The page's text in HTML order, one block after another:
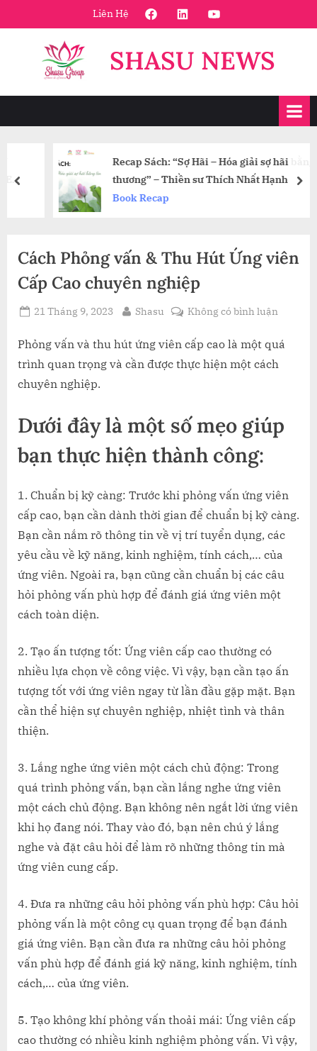
to
Liên Hệ FaceBookLinkedinYoutube
SHASU NEWS
Recap Sách: “Sợ Hãi – Hóa giải sợ hãi bằng tình
thương” – Thiền sư Thích Nhất Hạnh
Book Recap
prev
Cách Phỏng vấn & Thu Hút Ứng viên
Cấp Cao chuyên nghiệp
Posted
21 Tháng 9, 2023 By
Shasu Không có bình luậnở
Phỏng
vấn
Ứng
viên
chuyên
Phỏng vấn và thu hút ứng viên cấp cao là một quá
trình quan trọng và cần được thực hiện một cách
chuyên nghiệp.
Dưới đây là một số mẹo giúp
bạn thực hiện thành công:
1. Chuẩn bị kỹ càng: Trước khi phỏng vấn ứng viên
cấp cao, bạn cần dành thời gian để chuẩn bị kỹ càng.
Bạn cần nắm rõ thông tin về vị trí tuyển dụng, các
yêu cầu về kỹ năng, kinh nghiệm, tính cách,… của
ứng viên. Ngoài ra, bạn cũng cần chuẩn bị các câu
hỏi phỏng vấn phù hợp để đánh giá ứng viên một
cách toàn diện.
2. Tạo ấn tượng tốt: Ứng viên cấp cao thường có
nhiều lựa chọn về công việc. Vì vậy, bạn cần tạo ấn
tượng tốt với ứng viên ngay từ lần đầu gặp mặt. Bạn
cần thể hiện sự chuyên nghiệp, nhiệt tình và thân
thiện.
3. Lắng nghe ứng viên một cách chủ động: Trong
quá trình phỏng vấn, bạn cần lắng nghe ứng viên
một cách chủ động. Bạn không nên ngắt lời ứng viên
khi họ đang nói. Thay vào đó, bạn nên chú ý lắng
nghe và đặt câu hỏi để làm rõ những thông tin mà
ứng viên cung cấp.
4. Đưa ra những câu hỏi phỏng vấn phù hợp: Câu hỏi
phỏng vấn là một công cụ quan trọng để bạn đánh
giá ứng viên. Bạn cần đưa ra những câu hỏi phỏng
vấn phù hợp để đánh giá kỹ năng, kinh nghiệm, tính
cách,… của ứng viên.
5. Tạo không khí phỏng vấn thoải mái: Ứng viên cấp
cao thường có nhiều kinh nghiệm phỏng vấn. Vì vậy,